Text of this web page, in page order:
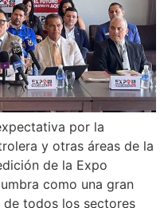
por la
y otras áreas de la
de la Expo
como una gran
todos los sectores